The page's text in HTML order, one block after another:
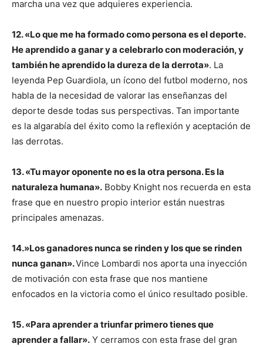
marcha una vez que adquieres experiencia.
12. «Lo que me ha formado como persona es el deporte.
He aprendido a ganar y a celebrarlo con moderación, y
también he aprendido la dureza de la derrota». La
leyenda Pep Guardiola, un ícono del futbol moderno, nos
habla de la necesidad de valorar las enseñanzas del
deporte desde todas sus perspectivas. Tan importante
es la algarabía del éxito como la reflexión y aceptación de
las derrotas.
13. «Tu mayor oponente no es la otra persona. Es la
naturaleza humana». Bobby Knight nos recuerda en esta
frase que en nuestro propio interior están nuestras
principales amenazas.
14.»Los ganadores nunca se rinden y los que se rinden
nunca ganan».Vince Lombardi nos aporta una inyección
de motivación con esta frase que nos mantiene
enfocados en la victoria como el único resultado posible.
15. «Para aprender a triunfar primero tienes que
aprender a fallar». Y cerramos con esta frase del gran